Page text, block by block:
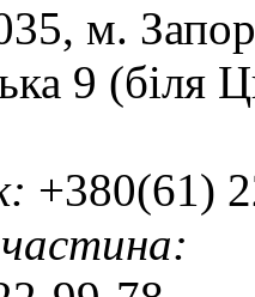
м.
9 (біля
+380(61)